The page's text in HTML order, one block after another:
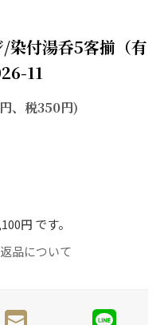
染付湯呑5客揃（有
11
、税350円)
円 です。
品について